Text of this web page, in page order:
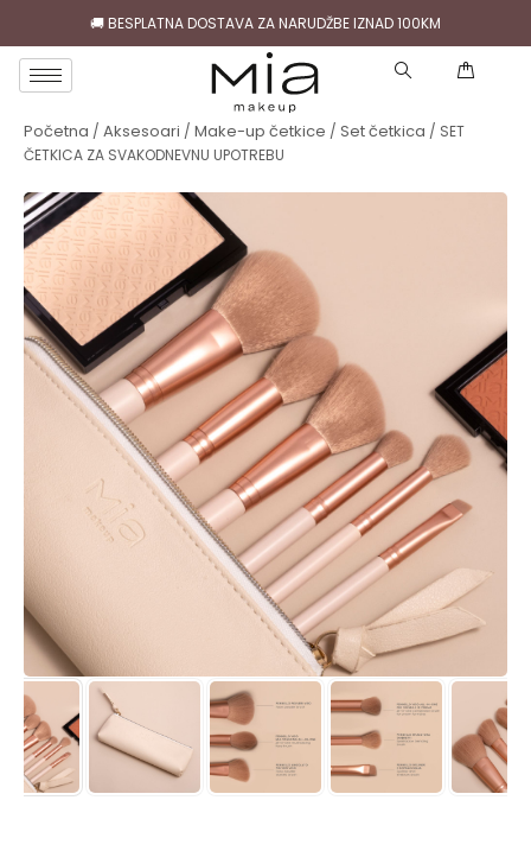
🚚 BESPLATNA DOSTAVA ZA NARUDŽBE IZNAD 100KM
Početna / Aksesoari / Make-up četkice / Set četkica / SET
ČETKICA ZA SVAKODNEVNU UPOTREBU